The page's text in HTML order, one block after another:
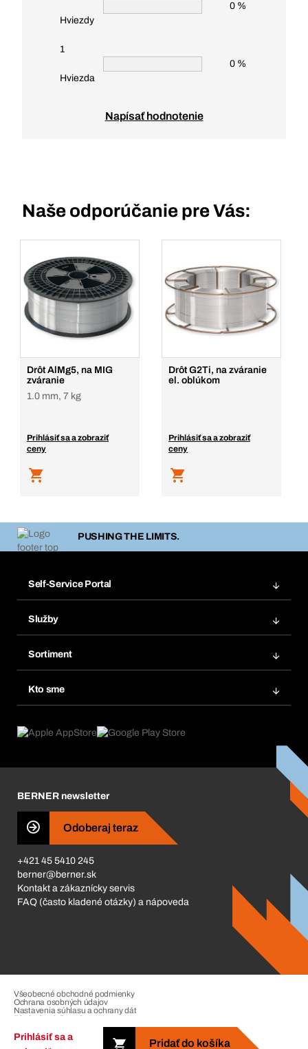
Prihlásiť sa a
Pridať do košíka
Hviezdy
0 %
1
Hviezda
0 %
Napísať hodnotenie
Naše odporúčanie pre Vás:
Drôt AlMg5, na MIG
zváranie
1.0 mm, 7 kg
Prihlásiť sa a zobraziť
ceny
Drôt G2Ti, na zváranie
el. oblúkom
Prihlásiť sa a zobraziť
ceny
PUSHING THE LIMITS.
Self-Service Portal
Obľúbené
Opakované objednávky
Predplatné
Služby
Chemická databáza
eProcurement
Produktový poradca
Sortiment
Kto sme
Čo nás poháňa
Business Conduct
BERNER newsletter
Odoberaj teraz
+421 45 5410 245
berner@berner.sk
Kontakt a zákaznícky servis
FAQ (často kladené otázky) a nápoveda
Všeobecné obchodné podmienky
Ochrana osobných údajov
Nastavenia súhlasu a ochrany dát
Riadenie sťažností